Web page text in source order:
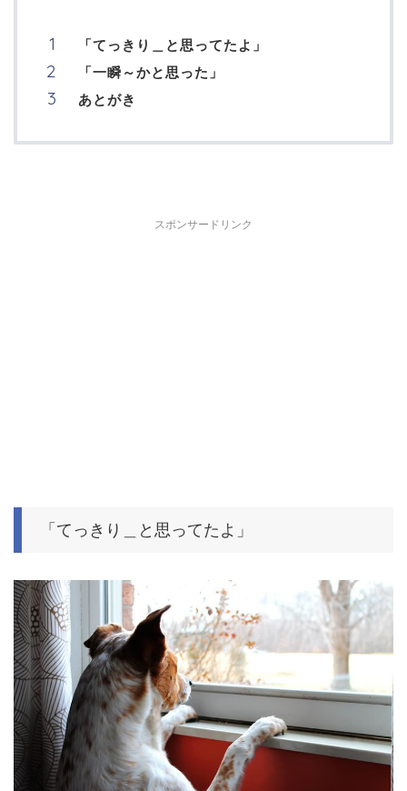
「てっきり＿と思ってたよ」
「一瞬～かと思った」
あとがき
スポンサードリンク
「てっきり＿と思ってたよ」